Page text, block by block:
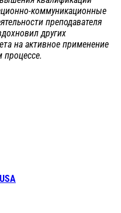
коммуникационные
преподавателя
других
на активное применение
процессе.